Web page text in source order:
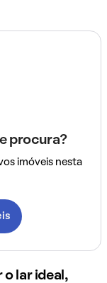
procura?
imóveis nesta
o lar ideal,